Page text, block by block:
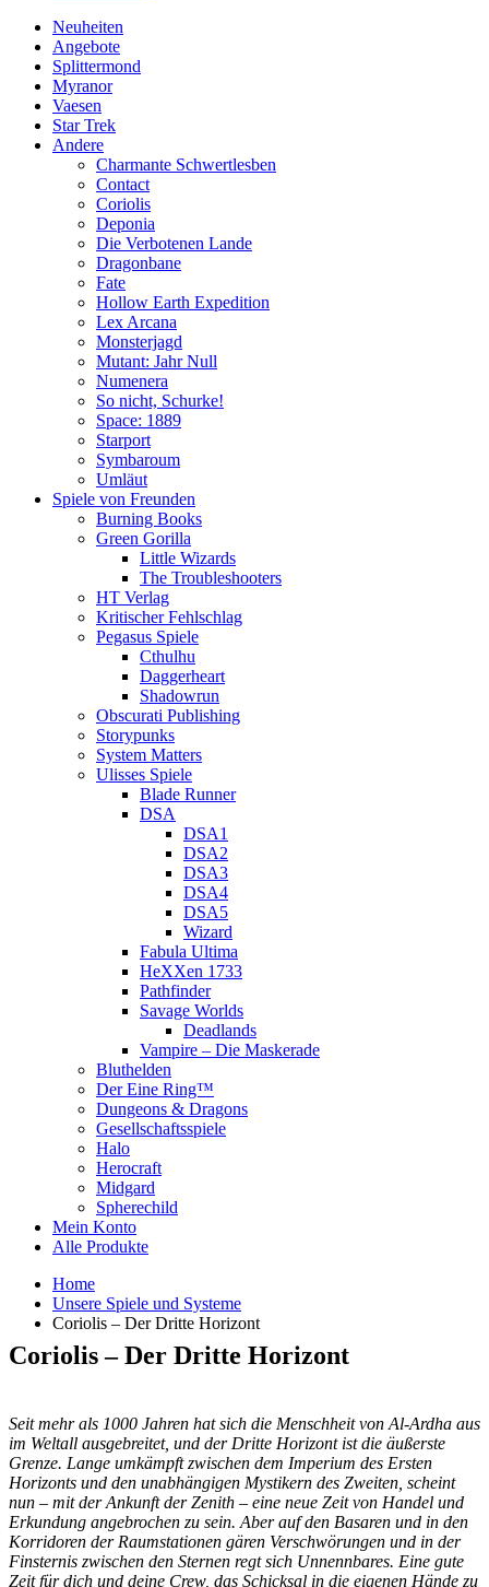
Neuheiten
Angebote
Splittermond
Myranor
Vaesen
Star Trek
Andere
Charmante Schwertlesben
Contact
Coriolis
Deponia
Die Verbotenen Lande
Dragonbane
Fate
Hollow Earth Expedition
Lex Arcana
Monsterjagd
Mutant: Jahr Null
Numenera
So nicht, Schurke!
Space: 1889
Starport
Symbaroum
Umläut
Spiele von Freunden
Burning Books
Green Gorilla
Little Wizards
The Troubleshooters
HT Verlag
Kritischer Fehlschlag
Pegasus Spiele
Cthulhu
Daggerheart
Shadowrun
Obscurati Publishing
Storypunks
System Matters
Ulisses Spiele
Blade Runner
DSA
DSA1
DSA2
DSA3
DSA4
DSA5
Wizard
Fabula Ultima
HeXXen 1733
Pathfinder
Savage Worlds
Deadlands
Vampire – Die Maskerade
Bluthelden
Der Eine Ring™
Dungeons & Dragons
Gesellschaftsspiele
Halo
Herocraft
Midgard
Spherechild
Mein Konto
Alle Produkte
Home
Unsere Spiele und Systeme
Coriolis – Der Dritte Horizont
Coriolis – Der Dritte Horizont
Seit mehr als 1000 Jahren hat sich die Menschheit von Al-Ardha aus
im Weltall ausgebreitet, und der Dritte Horizont ist die äußerste
Grenze. Lange umkämpft zwischen dem Imperium des Ersten
Horizonts und den unabhängigen Mystikern des Zweiten, scheint
nun – mit der Ankunft der Zenith – eine neue Zeit von Handel und
Erkundung angebrochen zu sein. Aber auf den Basaren und in den
Korridoren der Raumstationen gären Verschwörungen und in der
Finsternis zwischen den Sternen regt sich Unnennbares. Eine gute
Zeit für dich und deine Crew, das Schicksal in die eigenen Hände zu